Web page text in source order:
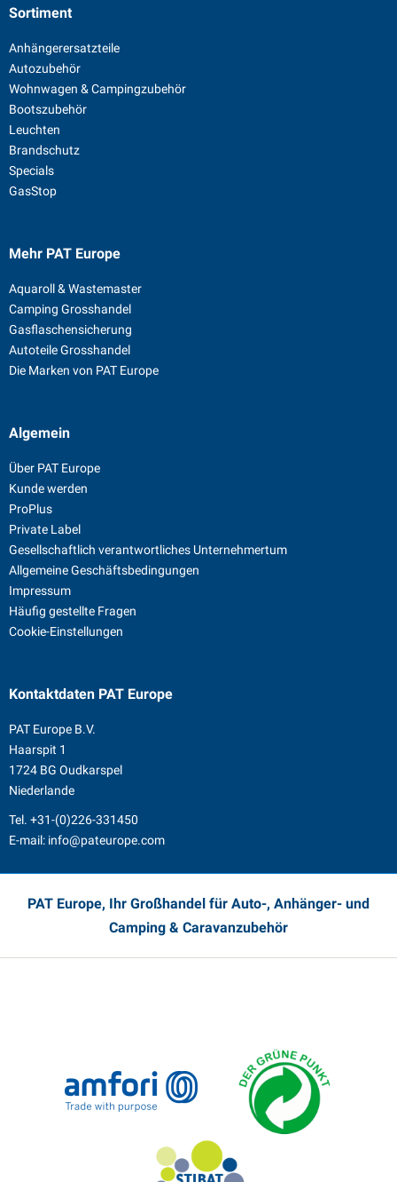
Sortiment
Anhängerersatzteile
Autozubehör
Wohnwagen & Campingzubehör
Bootszubehör
Leuchten
Brandschutz
Specials
GasStop
Mehr PAT Europe
Aquaroll & Wastemaster
Camping Grosshandel
Gasflaschensicherung
Autoteile Grosshandel
Die Marken von PAT Europe
Algemein
Über PAT Europe
Kunde werden
ProPlus
Private Label
Gesellschaftlich verantwortliches Unternehmertum
Allgemeine Geschäftsbedingungen
Impressum
Häufig gestellte Fragen
Cookie-Einstellungen
Kontaktdaten PAT Europe
PAT Europe B.V.
Haarspit 1
1724 BG Oudkarspel
Niederlande
Tel. +31-(0)226-331450
E-mail: info@pateurope.com
PAT Europe, Ihr Großhandel für Auto-, Anhänger- und
Camping & Caravanzubehör